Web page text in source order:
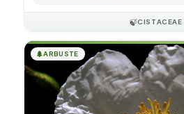
🍃CISTACEAE
🌲ARBUSTE